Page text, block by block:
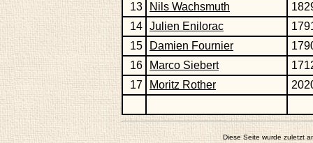
13
Nils Wachsmuth
14 Julien Enilorac
15
Damien Fournier
16
Marco Siebert
17
Moritz Rother
Diese Seite wurde zuletzt